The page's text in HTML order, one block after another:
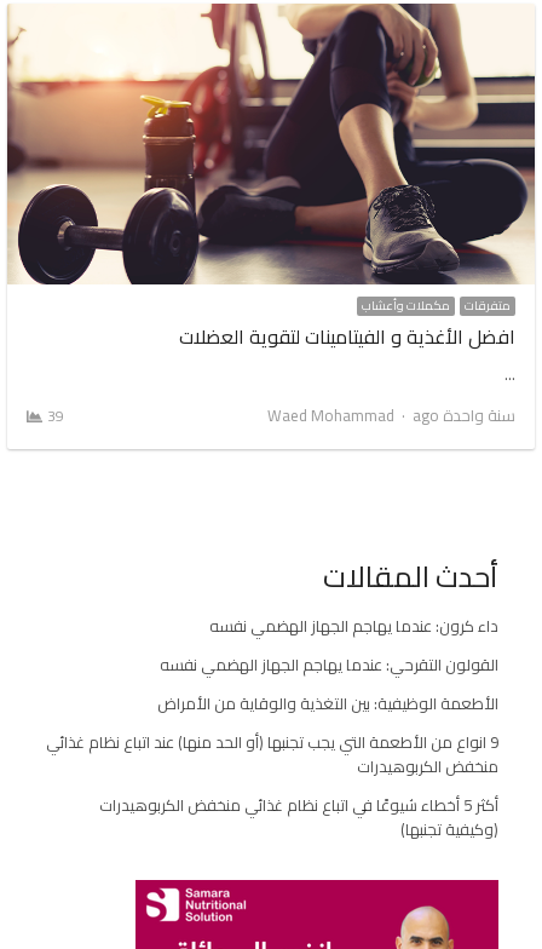
متفرقات مكملات وأعشاب
افضل الأغذية و الفيتامينات لتقوية العضلات
…
سنة واحدة ago
Author
Waed Mohammad
39
أحدث المقالات
داء كرون: عندما يهاجم الجهاز الهضمي نفسه
القولون التقرحي: عندما يهاجم الجهاز الهضمي نفسه
الأطعمة الوظيفية: بين التغذية والوقاية من الأمراض
9 انواع من الأطعمة التي يجب تجنبها (أو الحد منها) عند اتباع نظام غذائي
منخفض الكربوهيدرات
أكثر 5 أخطاء شيوعًا في اتباع نظام غذائي منخفض الكربوهيدرات
(وكيفية تجنبها)